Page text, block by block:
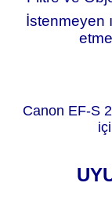
İstenmeyen
Canon EF-S